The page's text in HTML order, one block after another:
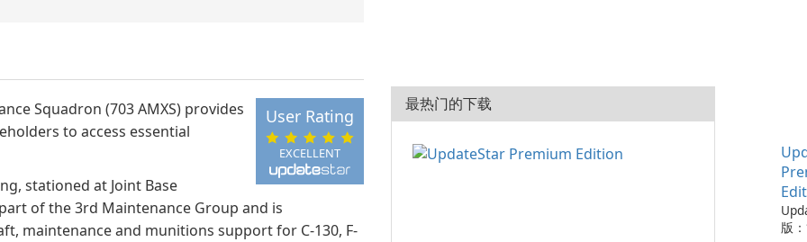
EXCELLENT
User Rating
Squadron (703 AMXS) provides
to access essential
stationed at Joint Base
of the 3rd Maintenance Group and is
maintenance and munitions support for C-130, F-
最热门的下载
版